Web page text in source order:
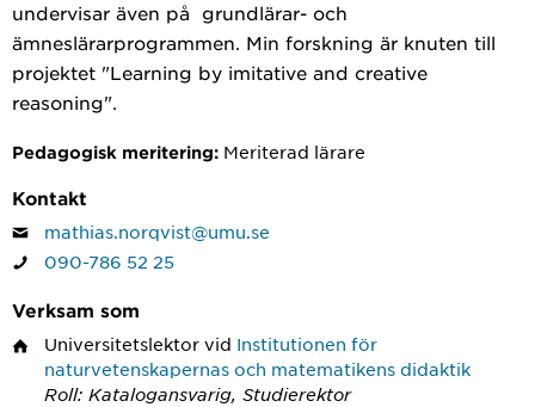
undervisar även på grundlärar- och
ämneslärarprogrammen. Min forskning är knuten till
projektet "Learning by imitative and creative
reasoning".
Pedagogisk meritering: Meriterad lärare
Kontakt
mathias.norqvist@umu.se
090-786 52 25
Verksam som
Universitetslektor vid Institutionen för
naturvetenskapernas och matematikens didaktik
Roll: Katalogansvarig, Studierektor